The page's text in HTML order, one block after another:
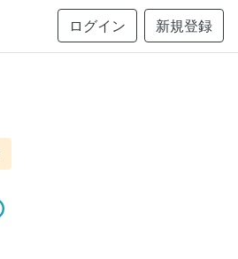
ログイン 新規登録